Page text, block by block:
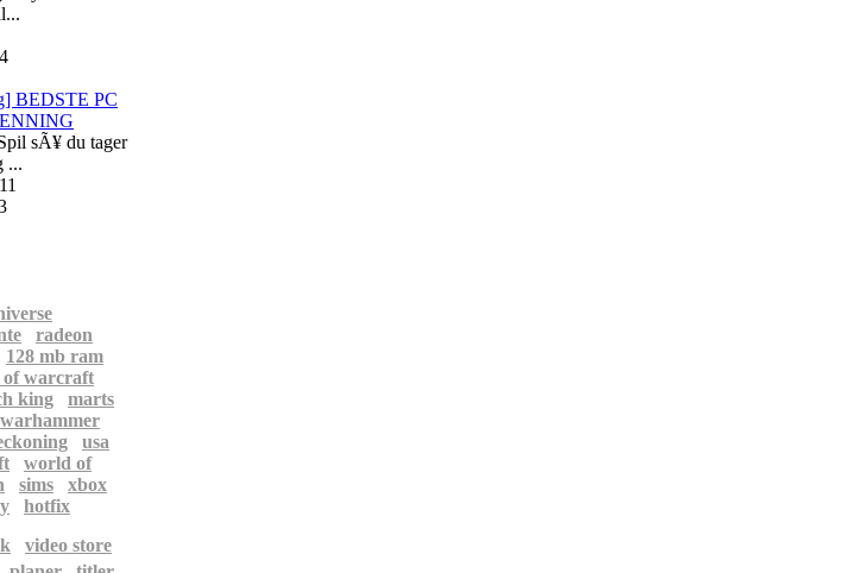
BEDSTE PC
sÃ¥ du tager
...
radeon
128 mb ram
warcraft
king
marts
warhammer
usa
world of
sims
xbox
hotfix
video store